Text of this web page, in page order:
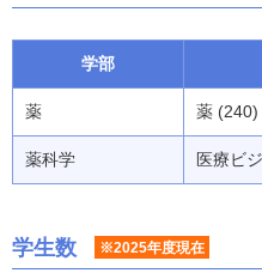
学部
薬 薬 (240)
薬科学 医療ビ
学生数 ※2025年度現在